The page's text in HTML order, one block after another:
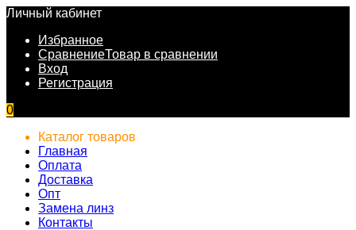
Личный кабинет
Избранное
СравнениеТовар в сравнении
Вход
Регистрация
0
Каталог товаров
Главная
Оплата
Доставка
Опт
Замена линз
Контакты